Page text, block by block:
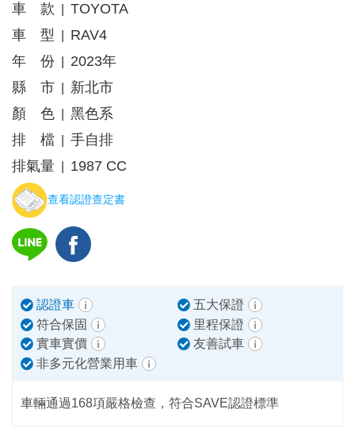
車 款
TOYOTA
車 型
RAV4
年 份
2023年
縣 市
新北市
顏 色
黑色系
排 檔
手自排
排氣量
1987 CC
查看認證查定書
認證車
五大保證
符合保固
里程保證
實車實價
友善試車
非多元化營業用車
車輛通過168項嚴格檢查，符合SAVE認證標準